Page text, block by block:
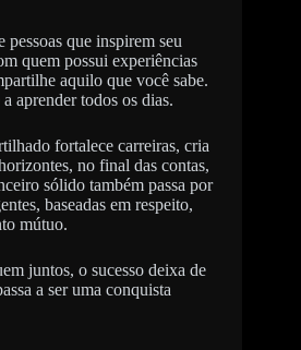
que inspirem seu
quem possui experiências
aquilo que você sabe.
aprender todos os dias.
fortalece carreiras, cria
no final das contas,
sólido também passa por
baseadas em respeito,
mútuo.
juntos, o sucesso deixa de
a ser uma conquista